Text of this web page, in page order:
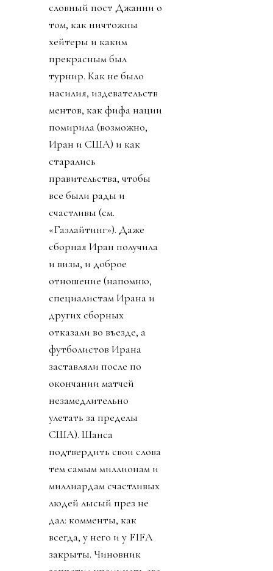
словный пост Джанни о
том, как ничтожны
хейтеры и каким
прекрасным был
турнир. Как не было
насилия, издевательств
ментов, как фифа нации
помирила (возможно,
Иран и США) и как
старались
правительства, чтобы
все были рады и
счастливы (см.
«Газлайтинг»). Даже
сборная Иран получила
и визы, и доброе
отношение (напомню,
специалистам Ирана и
других сборных
отказали во въезде, а
футболистов Ирана
заставляли после по
окончании матчей
незамедлительно
улетать за пределы
США). Шанса
подтвердить свои слова
тем самым миллионам и
миллиардам счастливых
людей лысый през не
дал: комменты, как
всегда, у него и у FIFA
закрыты. Чиновник